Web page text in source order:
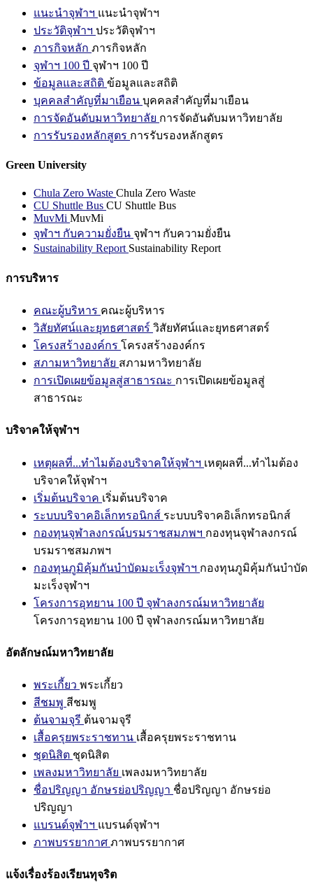
แนะนำจุฬาฯ แนะนำจุฬาฯ
ประวัติจุฬาฯ ประวัติจุฬาฯ
ภารกิจหลัก ภารกิจหลัก
จุฬาฯ 100 ปี จุฬาฯ 100 ปี
ข้อมูลและสถิติ ข้อมูลและสถิติ
บุคคลสำคัญที่มาเยือน บุคคลสำคัญที่มาเยือน
การจัดอันดับมหาวิทยาลัย การจัดอันดับมหาวิทยาลัย
การรับรองหลักสูตร การรับรองหลักสูตร
Green University
Chula Zero Waste Chula Zero Waste
CU Shuttle Bus CU Shuttle Bus
MuvMi MuvMi
จุฬาฯ กับความยั่งยืน จุฬาฯ กับความยั่งยืน
Sustainability Report Sustainability Report
การบริหาร
คณะผู้บริหาร คณะผู้บริหาร
วิสัยทัศน์และยุทธศาสตร์ วิสัยทัศน์และยุทธศาสตร์
โครงสร้างองค์กร โครงสร้างองค์กร
สภามหาวิทยาลัย สภามหาวิทยาลัย
การเปิดเผยข้อมูลสู่สาธารณะ การเปิดเผยข้อมูลสู่
สาธารณะ
บริจาคให้จุฬาฯ
เหตุผลที่...ทำไมต้องบริจาคให้จุฬาฯ เหตุผลที่...ทำไมต้อง
บริจาคให้จุฬาฯ
เริ่มต้นบริจาค เริ่มต้นบริจาค
ระบบบริจาคอิเล็กทรอนิกส์ ระบบบริจาคอิเล็กทรอนิกส์
กองทุนจุฬาลงกรณ์บรมราชสมภพฯ กองทุนจุฬาลงกรณ์
บรมราชสมภพฯ
กองทุนภูมิคุ้มกันบำบัดมะเร็งจุฬาฯ กองทุนภูมิคุ้มกันบำบัด
มะเร็งจุฬาฯ
โครงการอุทยาน 100 ปี จุฬาลงกรณ์มหาวิทยาลัย
โครงการอุทยาน 100 ปี จุฬาลงกรณ์มหาวิทยาลัย
อัตลักษณ์มหาวิทยาลัย
พระเกี้ยว พระเกี้ยว
สีชมพู สีชมพู
ต้นจามจุรี ต้นจามจุรี
เสื้อครุยพระราชทาน เสื้อครุยพระราชทาน
ชุดนิสิต ชุดนิสิต
เพลงมหาวิทยาลัย เพลงมหาวิทยาลัย
ชื่อปริญญา อักษรย่อปริญญา ชื่อปริญญา อักษรย่อ
ปริญญา
แบรนด์จุฬาฯ แบรนด์จุฬาฯ
ภาพบรรยากาศ ภาพบรรยากาศ
แจ้งเรื่องร้องเรียนทุจริต